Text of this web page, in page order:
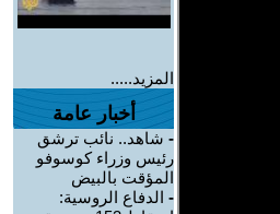
المزيد.....
أخبار عامة
- شاهد.. نائب ترشق
رئيس وزراء كوسوفو
المؤقت بالبيض
- الدفاع الروسية: